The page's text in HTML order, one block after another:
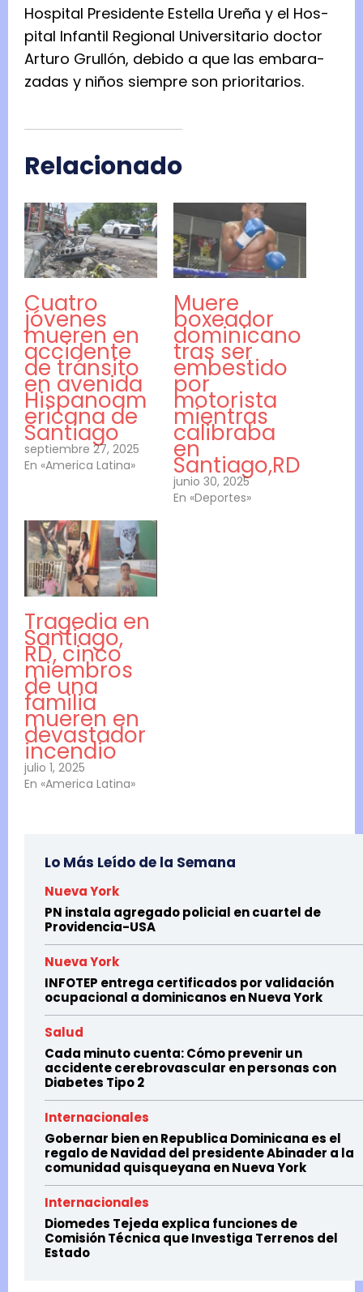
Hos­pi­tal Pre­si­dente Este­lla Ureña y el Hos­
pi­tal Infan­til Regio­nal Uni­ver­si­ta­rio doc­tor
Arturo Gru­llón, debido a que las emba­ra­
za­das y niños siem­pre son prio­ri­ta­rios.
Relacionado
Cuatro
jóvenes
mueren en
accidente
de tránsito
en avenida
Hispanoam
ericana de
Santiago
septiembre 27, 2025
En «America Latina»
Muere
boxeador
dominicano
tras ser
embestido
por
motorista
mientras
calibraba
en
Santiago,RD
junio 30, 2025
En «Deportes»
Tragedia en
Santiago,
RD, cinco
miembros
de una
familia
mueren en
devastador
incendio
julio 1, 2025
En «America Latina»
Lo Más Leído de la Semana
Nueva York
PN instala agregado policial en cuartel de
Providencia-USA
Nueva York
INFOTEP entrega certificados por validación
ocupacional a dominicanos en Nueva York
Salud
Cada minuto cuenta: Cómo prevenir un
accidente cerebrovascular en personas con
Diabetes Tipo 2
Internacionales
Gobernar bien en Republica Dominicana es el
regalo de Navidad del presidente Abinader a la
comunidad quisqueyana en Nueva York
Internacionales
Diomedes Tejeda explica funciones de
Comisión Técnica que Investiga Terrenos del
Estado